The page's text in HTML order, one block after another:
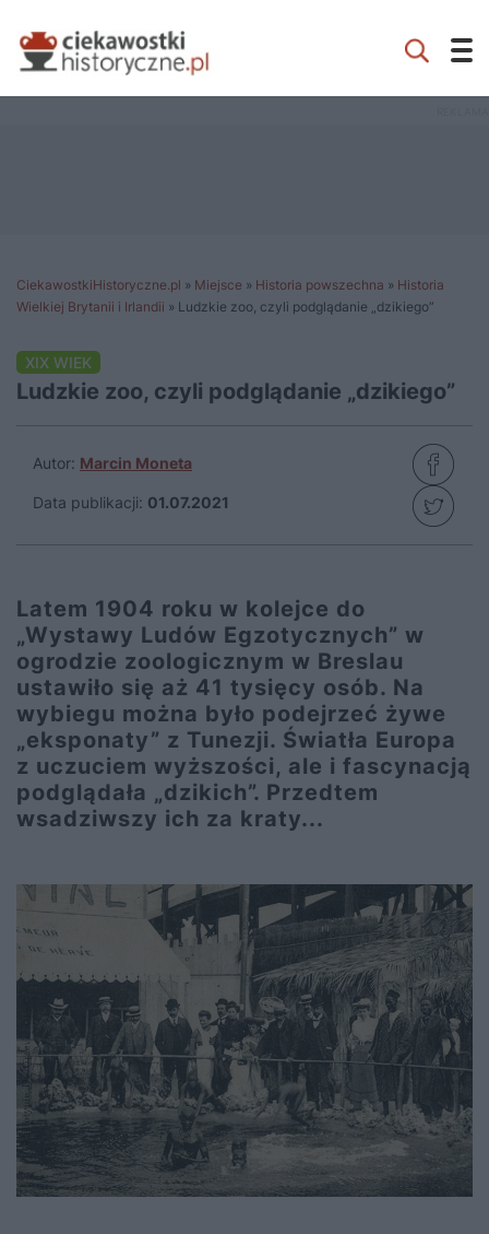
CiekawostkiHistoryczne.pl » Miejsce » Historia powszechna » Historia
Wielkiej Brytanii i Irlandii » Ludzkie zoo, czyli podglądanie „dzikiego”
XIX WIEK
Ludzkie zoo, czyli podglądanie „dzikiego”
Autor: Marcin Moneta
Data publikacji: 01.07.2021
Latem 1904 roku w kolejce do
„Wystawy Ludów Egzotycznych” w
ogrodzie zoologicznym w Breslau
ustawiło się aż 41 tysięcy osób. Na
wybiegu można było podejrzeć żywe
„eksponaty” z Tunezji. Światła Europa
z uczuciem wyższości, ale i fascynacją
podglądała „dzikich”. Przedtem
wsadziwszy ich za kraty...